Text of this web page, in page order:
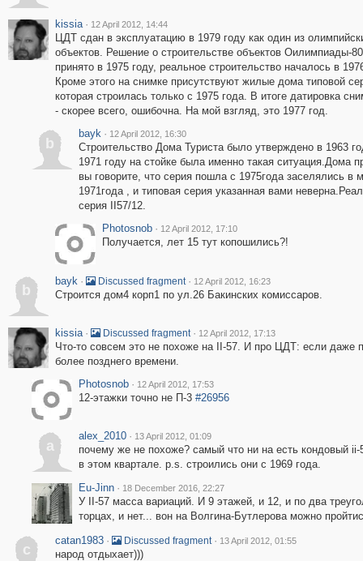
kissia · 12 April 2012, 14:44
ЦДТ сдан в эксплуатацию в 1979 году как один из
объектов. Решение о строительстве объектов Оилимпиады-
принято в 1975 году, реальное строительство началось в
Кроме этого на снимке присутствуют жилые дома типовой
которая строилась только с 1975 года. В итоге датировка
- скорее всего, ошибочна. На мой взгляд, это 1977 год.
b
bayk · 12 April 2012, 16:30
Строительство Дома Туриста было утверждено в 1963
1971 году на стойке была именно такая ситуация.Дома
вы говорите, что серия пошла с 1975года заселялись в
1971года , и типовая серия указанная вами
серия II57/12.
Photosnob · 12 April 2012, 17:10
Получается, лет 15 тут копошились?!
b
bayk · Discussed fragment · 12 April 2012, 16:23
Строится дом4 корп1 по ул.26 Бакинских комиссаров.
kissia · Discussed fragment · 12 April 2012, 17:13
Что-то совсем это не похоже на II-57. И про ЦДТ: если даже
более позднего времени.
Photosnob · 12 April 2012, 17:53
12-этажки точно не П-3 #26956
a
alex_2010 · 13 April 2012, 01:09
почему же не похоже? самый что ни на есть кондовый
в этом квартале. p.s. строились они с 1969 года.
Eu-Jinn · 18 December 2016, 22:27
У II-57 масса вариаций. И 9 этажей, и 12, и по два
торцах, и нет... вон на Волгина-Бутлерова можно
c
catan1983 · Discussed fragment · 13 April 2012, 01:55
народ отдыхает)))